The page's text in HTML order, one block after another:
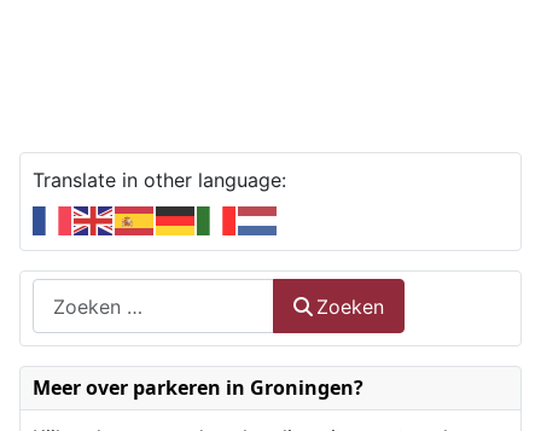
Translate in other language:
Zoeken
Type 2 or more characters for results.
Zoeken
Meer over parkeren in Groningen?